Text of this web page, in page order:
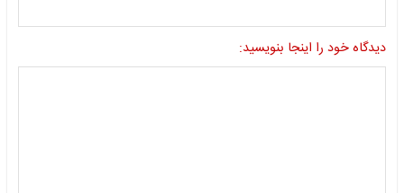
دیدگاه خود را اینجا بنویسید: